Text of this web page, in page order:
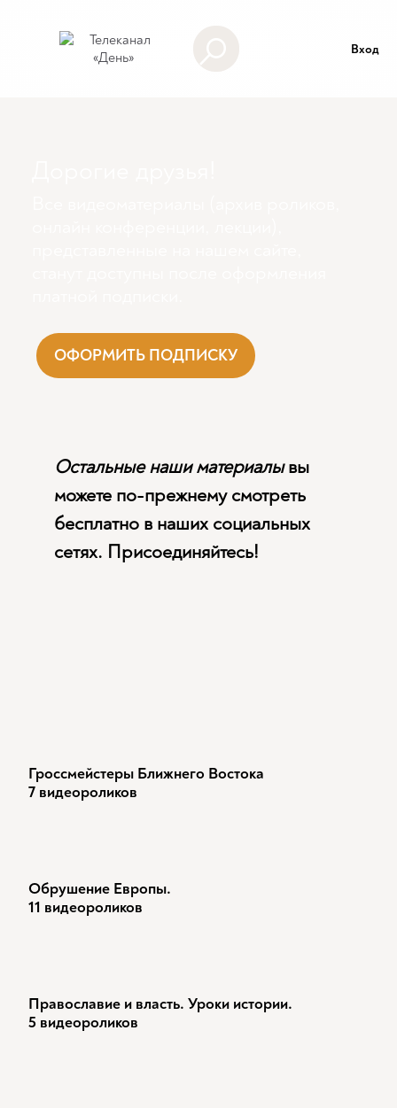
Вход
ОФОРМИТЬ ПОДПИСКУ
Остальные наши материалывы
можете по-прежнему смотреть
бесплатно в наших социальных
сетях. Присоединяйтесь!
Гроссмейстеры Ближнего Востока
7 видеороликов
Обрушение Европы.
11 видеороликов
Православие и власть. Уроки истории.
5 видеороликов